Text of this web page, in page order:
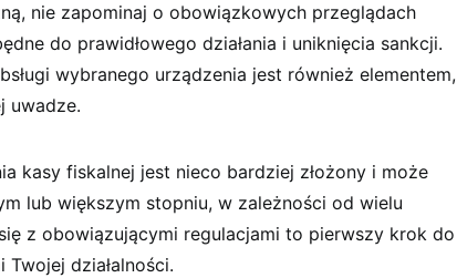
nie zapominaj o obowiązkowych przeglądach
do prawidłowego działania i uniknięcia sankcji.
wybranego urządzenia jest również elementem,
uwadze.
kasy fiskalnej jest nieco bardziej złożony i może
lub większym stopniu, w zależności od wielu
z obowiązującymi regulacjami to pierwszy krok do
działalności.